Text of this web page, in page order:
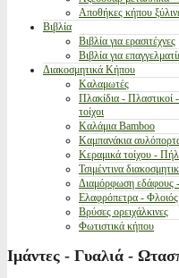
Αποθήκες κήπου
Βιβλία
Βιβλία για ερασιτέχνες
Βιβλία για
Διακοσμητικά Κήπου
Καλαμωτές
Πλακίδια - Πλαστικοί
τοίχοι
Καλάμια Bamboo
Καμπανάκια
Κεραμικά τοίχου -
Τσιμέντινα
Διαμόρφωση εδάφους -
Ελαφρόπετρα -
Βρύσες ορειχάλκινες
Φωτιστικά κήπου
Ιμάντες - Γυαλιά -